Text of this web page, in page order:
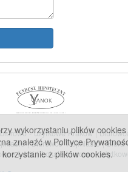
wykorzystaniu plików
w Polityce
z plików cookies.
- użytkowe Kraków |
|Biurowce Trójmiasto|Biura
Łódź|Lokale biurowo -